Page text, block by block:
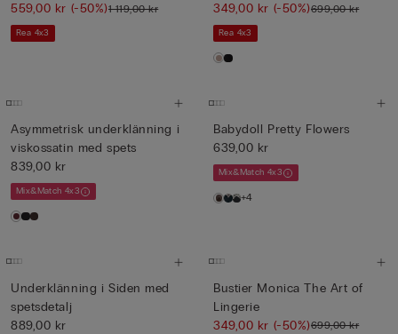
559,00 kr (-50%)1 119,00 kr
Rea 4x3
349,00 kr (-50%)699,00 kr
Rea 4x3
Asymmetrisk underklänning i
viskossatin med spets
839,00 kr
Mix&Match 4x3
Babydoll Pretty Flowers
639,00 kr
Mix&Match 4x3
+4
Underklänning i Siden med
spetsdetalj
889,00 kr
Bustier Monica The Art of
Lingerie
349,00 kr (-50%)699,00 kr